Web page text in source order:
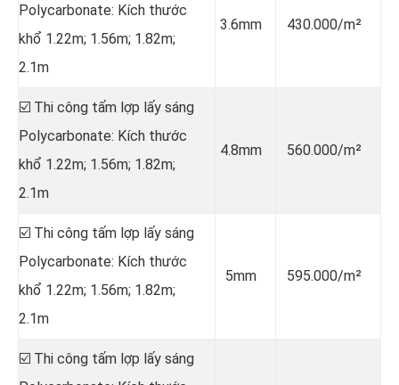
Polycarbonate: Kích thước
khổ 1.22m; 1.56m; 1.82m;
2.1m
3.6mm 430.000/m²
☑️ Thi công tấm lợp lấy sáng
Polycarbonate: Kích thước
khổ 1.22m; 1.56m; 1.82m;
2.1m
4.8mm 560.000/m²
☑️ Thi công tấm lợp lấy sáng
Polycarbonate: Kích thước
khổ 1.22m; 1.56m; 1.82m;
2.1m
5mm 595.000/m²
☑️ Thi công tấm lợp lấy sáng